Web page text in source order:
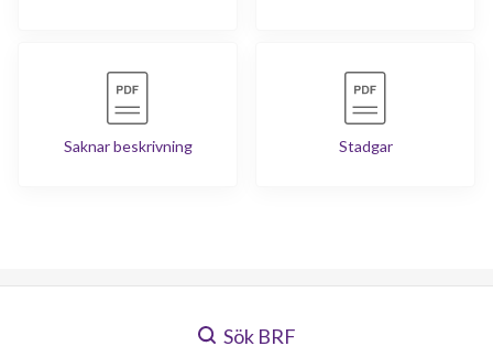
Saknar beskrivning Stadgar
Sök BRF